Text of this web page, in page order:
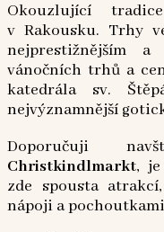
Okouzlující
v Rakousku. Trhy
nejprestižnějším a
vánočních trhů a
katedrála sv.
nejvýznamnější
Doporučuji
Christkindlmarkt, je
zde spousta
nápoji a